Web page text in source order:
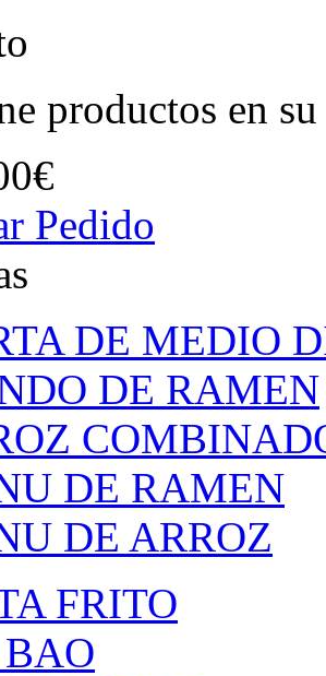
productos en
Pedido
DE MEDIO
DE RAMEN
DE RAMEN
DE ARROZ
FRITO